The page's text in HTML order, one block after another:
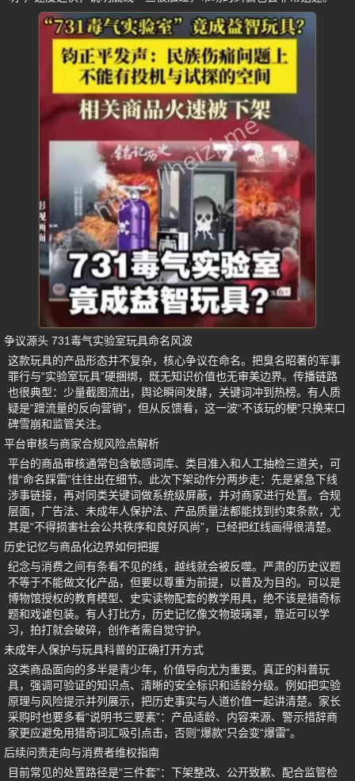
争议源头 731毒气实验室玩具命名风波
这款玩具的产品形态并不复杂，核心争议在命名。把臭名昭著的军事
罪行与“实验室玩具”硬捆绑，既无知识价值也无审美边界。传播链路
也很典型：少量截图流出，舆论瞬间发酵，关键词冲到热榜。有人质
疑是“蹭流量的反向营销”，但从反馈看，这一波“不该玩的梗”只换来口
碑雪崩和监管关注。
平台审核与商家合规风险点解析
平台的商品审核通常包含敏感词库、类目准入和人工抽检三道关，可
惜“命名踩雷”往往出在细节。此次下架动作分两步走：先是紧急下线
涉事链接，再对同类关键词做系统级屏蔽，并对商家进行处置。合规
层面，广告法、未成年人保护法、产品质量法都能找到约束条款，尤
其是“不得损害社会公共秩序和良好风尚”，已经把红线画得很清楚。
历史记忆与商品化边界如何把握
纪念与消费之间有条看不见的线，越线就会被反噬。严肃的历史议题
不等于不能做文化产品，但要以尊重为前提，以普及为目的。可以是
博物馆授权的教育模型、史实读物配套的教学用具，绝不该是猎奇标
题和戏谑包装。有人打比方，历史记忆像文物玻璃罩，靠近可以学
习，拍打就会破碎，创作者需自觉守护。
未成年人保护与玩具科普的正确打开方式
这类商品面向的多半是青少年，价值导向尤为重要。真正的科普玩
具，强调可验证的知识点、清晰的安全标识和适龄分级。例如把实验
原理与风险提示并列展示，把历史事实与人道价值一起讲清楚。家长
采购时也要多看“说明书三要素”：产品适龄、内容来源、警示措辞商
家更应避免用猎奇词汇吸引点击，否则“爆款”只会变“爆雷”。
后续问责走向与消费者维权指南
目前常见的处置路径是“三件套”：下架整改、公开致歉、配合监管检